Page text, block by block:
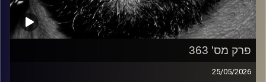
פרק מס' 363
25/05/2026